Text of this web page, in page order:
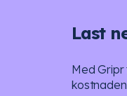
Last
Med